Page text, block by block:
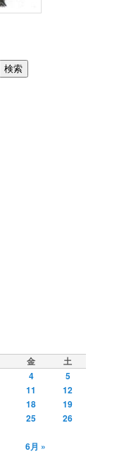
検索
金
土
4
5
11
12
18
19
25
26
6月 »